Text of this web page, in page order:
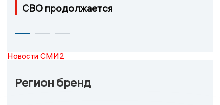
СВО продолжается
Новости СМИ2
Регион бренд